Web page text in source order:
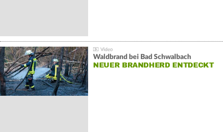
Waldbrand bei Bad Schwalbach
NEUER BRANDHERD ENTDECKT